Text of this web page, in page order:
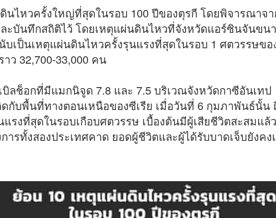
นไหวครั้งใหญ่ที่สุดในรอบ 100 ปีของตุรกี โดยพิจารณาจ
ะบันทึกสถิติไว้ โดยเหตุแผ่นดินไหวที่จังหวัดแอร์ซินจันขน
บเป็นเหตุแผ่นดินไหวครั้งรุนแรงที่สุดในรอบ 1 ศตวรรษขอ
ว 32,700-33,000 คน
ลช็อกที่มีแมกนิจูด 7.8 และ 7.5 บริเวณจังหวัดกาซีอันเทป
กับพื้นที่ทางตอนเหนือของซีเรีย เมื่อวันที่ 6 กุมภาพันธ์นั้น
รงที่สุดในรอบเกือบศตวรรษ เบื้องต้นมีผู้เสียชีวิตสะสมแล้ว
ารทั้งสองประเทศคาด ยอดผู้ชีวิตและผู้ได้รับบาดเจ็บยังคง